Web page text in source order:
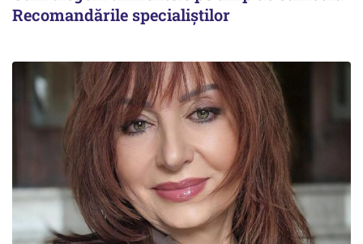
Recomandările specialiștilor